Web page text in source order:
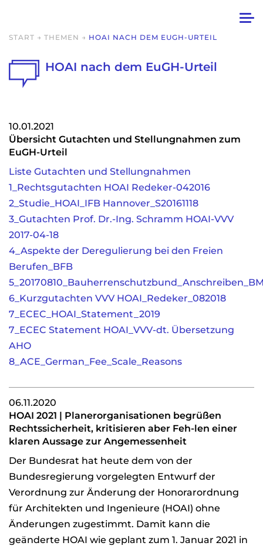
START → THEMEN → HOAI NACH DEM EUGH-URTEIL
HOAI nach dem EuGH-Urteil
10.01.2021
Übersicht Gutachten und Stellungnahmen zum
EuGH-Urteil
Liste Gutachten und Stellungnahmen
1_Rechtsgutachten HOAI Redeker-042016
2_Studie_HOAI_IFB Hannover_S20161118
3_Gutachten Prof. Dr.-Ing. Schramm HOAI-VVV
2017-04-18
4_Aspekte der Deregulierung bei den Freien
Berufen_BFB
6_Kurzgutachten VVV HOAI_Redeker_082018
7_ECEC_HOAI_Statement_2019
7_ECEC Statement HOAI_VVV-dt. Übersetzung
AHO
8_ACE_German_Fee_Scale_Reasons
06.11.2020
HOAI 2021 | Planerorganisationen begrüßen
Rechtssicherheit, kritisieren aber Feh-len einer
klaren Aussage zur Angemessenheit
Der Bundesrat hat heute dem von der
Bundesregierung vorgelegten Entwurf der
Verordnung zur Änderung der Honorarordnung
für Architekten und Ingenieure (HOAI) ohne
Änderungen zugestimmt. Damit kann die
geänderte HOAI wie geplant zum 1. Januar 2021 in